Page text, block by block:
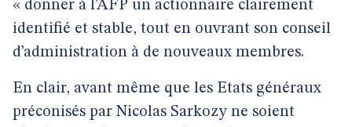
« donner à l’AFP un actionnaire clairement
identifié et stable, tout en ouvrant son conseil
d’administration à de nouveaux membres.
En clair, avant même que les Etats généraux
préconisés par Nicolas Sarkozy ne soient